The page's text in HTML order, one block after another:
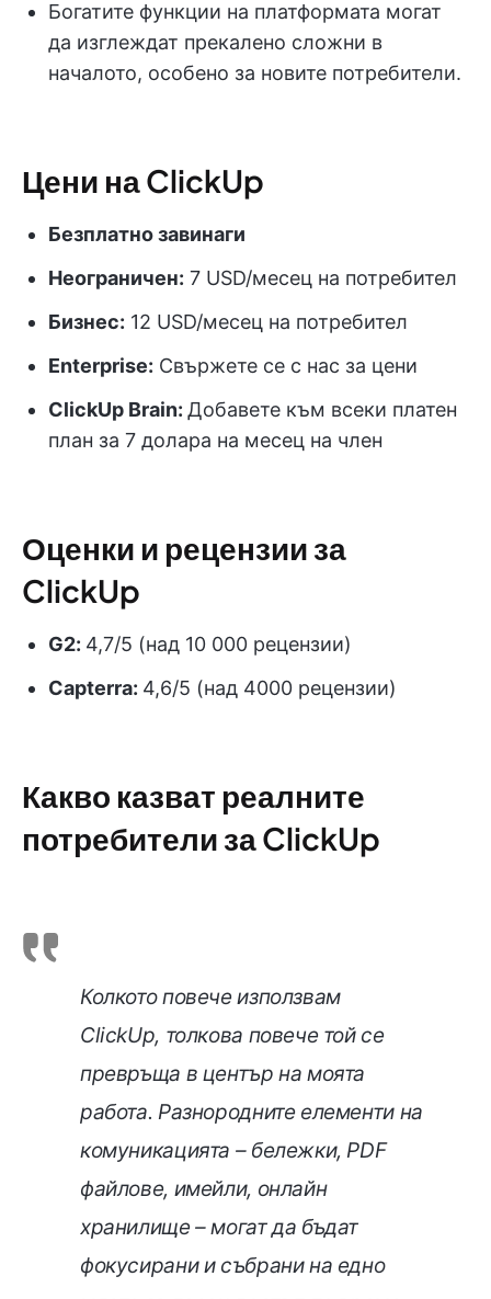
Богатите функции на платформата могат
да изглеждат прекалено сложни в
началото, особено за новите потребители.
Цени на ClickUp
Безплатно завинаги
Неограничен: 7 USD/месец на потребител
Бизнес: 12 USD/месец на потребител
Enterprise: Свържете се с нас за цени
ClickUp Brain: Добавете към всеки платен
план за 7 долара на месец на член
Оценки и рецензии за
ClickUp
G2: 4,7/5 (над 10 000 рецензии)
Capterra: 4,6/5 (над 4000 рецензии)
Какво казват реалните
потребители за ClickUp
Колкото повече използвам
ClickUp, толкова повече той се
превръща в център на моята
работа. Разнородните елементи на
комуникацията – бележки, PDF
файлове, имейли, онлайн
хранилище – могат да бъдат
фокусирани и събрани на едно